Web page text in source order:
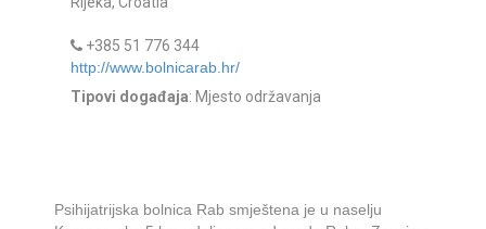
+385 51 776 344
http://www.bolnicarab.hr/
Tipovi događaja: Mjesto održavanja
Psihijatrijska bolnica Rab smještena je u naselju